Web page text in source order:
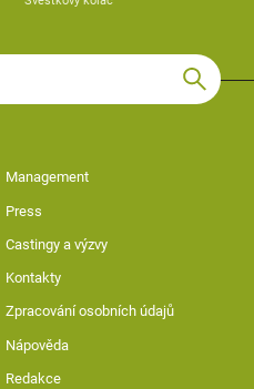
Management
Press
Castingy a výzvy
Kontakty
Zpracování osobních údajů
Nápověda
Redakce